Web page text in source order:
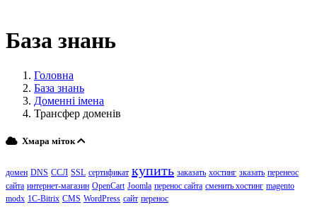
База знань
Головна
База знань
Доменні імена
Трансфер доменів
Хмара міток
домен DNS ССЛ SSL сертификат купить заказать хостинг зказать перенеос
сайта интернет-магазин OpenCart Joomla перенос сайта сменить хостинг magento
modx 1C-Bitrix CMS WordPress сайт перенос